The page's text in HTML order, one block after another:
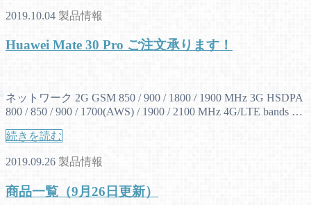
2019.10.04 製品情報
Huawei Mate 30 Pro ご注文承ります！
ネットワーク 2G GSM 850 / 900 / 1800 / 1900 MHz 3G HSDPA
800 / 850 / 900 / 1700(AWS) / 1900 / 2100 MHz 4G/LTE bands …
続きを読む
2019.09.26 製品情報
商品一覧（9月26日更新）